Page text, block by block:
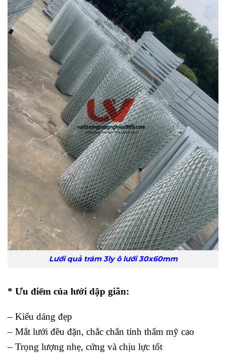
Lưới quả trám 3ly ô lưới 30x60mm
* Ưu điểm của lưới dập giãn:
– Kiểu dáng đẹp
– Mắt lưới đều đặn, chắc chắn tính thẩm mỹ cao
– Trọng lượng nhẹ, cứng và chịu lực tốt